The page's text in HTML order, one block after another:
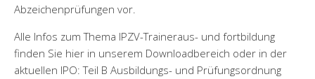
Abzeichenprüfungen vor.
Alle Infos zum Thema IPZV-Traineraus- und fortbildung
finden Sie hier in unserem Downloadbereich oder in der
aktuellen IPO: Teil B Ausbildungs- und Prüfungsordnung